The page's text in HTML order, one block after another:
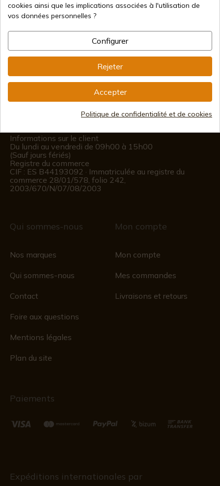
Information
info@aceros-de-hispania.com
Informations sur le client
Du lundi au vendredi de 09h00 à 15h00
(Sauf jours fériés)
Registre du commerce
CIF : ES B44193092 · Immatriculée au registre du
commerce 28/01/578, folio 242,
2003/670/N/07/08/2003
Qui sommes-nous
Nos marques
Qui sommes-nous
Contact
Foire aux questions
Mentions légales
Plan du site
Mon compte
Mon compte
Mes commandes
Livraisons et retours
Paiements
Expéditions internationales par
cookies ainsi que les implications associées à l'utilisation de
vos données personnelles ?
Configurer
Rejeter
Accepter
Politique de confidentialité et de cookies